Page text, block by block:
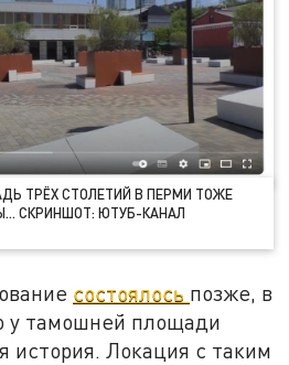
ТРЁХ СТОЛЕТИЙ В ПЕРМИ ТОЖЕ
СКРИНШОТ: ЮТУБ-КАНАЛ
состоялось позже, в
у тамошней площади
история. Локация с таким